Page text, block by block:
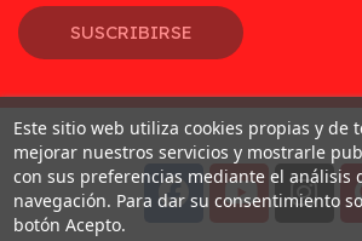
SUSCRIBIRSE
Desarrollado por
Este sitio web utiliza cookies propias y de
mejorar nuestros servicios y mostrarle
con sus preferencias mediante el análisis
navegación. Para dar su consentimiento
botón Acepto.